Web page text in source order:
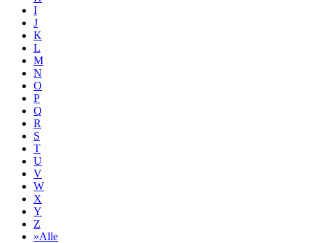
I
J
K
L
M
N
O
P
Q
R
S
T
U
V
W
X
Y
Z
»Alle